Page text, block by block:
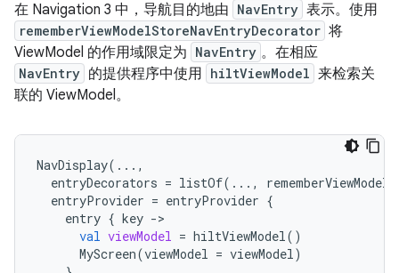
在 Navigation 3 中，导航目的地由 NavEntry 表示。使用
rememberViewModelStoreNavEntryDecorator 将
ViewModel 的作用域限定为 NavEntry 。 在相应
NavEntry 的提供程序中使用 hiltViewModel 来检索关
联的 ViewModel。
NavDisplay(...,
entryDecorators = listOf(...,
entryProvider = entryProvider {
entry { key ->
val viewModel = hiltViewModel()
MyScreen(viewModel = viewModel)